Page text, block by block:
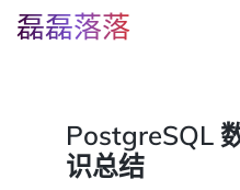
磊磊落落
PostgreSQL
识总结